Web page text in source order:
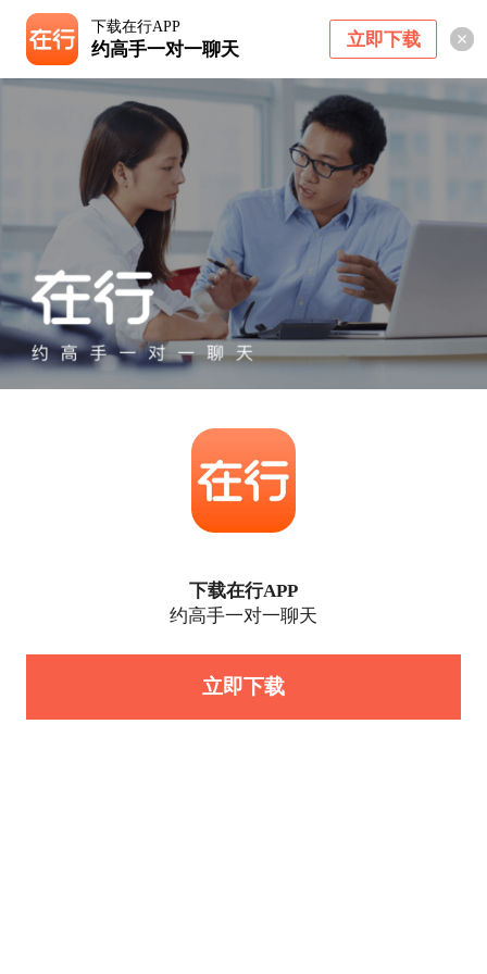
下载在行APP
约高手一对一聊天 立即下载
下载在行APP
约高手一对一聊天
立即下载